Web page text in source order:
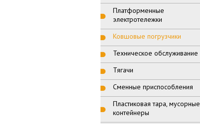
Платформенные
электротележки
Ковшовые погрузчики
Техническое обслуживание
Тягачи
Сменные приспособления
Пластиковая тара, мусорные
контейнеры